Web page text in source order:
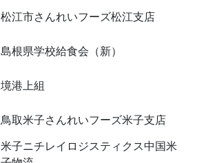
松江市さんれいフーズ松江支店
島根県学校給食会（新）
境港上組
鳥取米子さんれいフーズ米子支店
米子ニチレイロジスティクス中国米